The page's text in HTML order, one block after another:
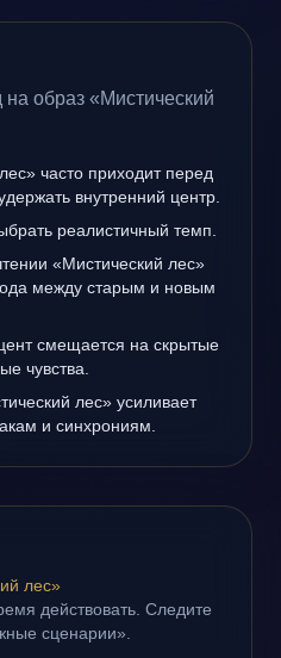
на образ «Мистический
часто приходит перед
внутренний центр.
реалистичный темп.
«Мистический лес»
между старым и новым
смещается на скрытые
чувства.
лес» усиливает
и синхрониям.
лес»
действовать. Следите
сценарии».